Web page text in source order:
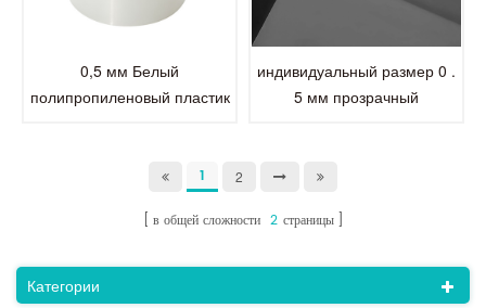
0,5 мм Белый
полипропиленовый пластик
полипропилен
индивидуальный размер 0 .
5 мм прозрачный
1 2
в общей сложности 2 страницы
Категории